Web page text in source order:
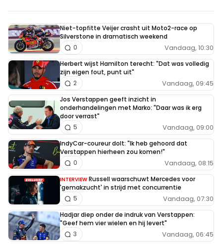
Niet-topfitte Veijer crasht uit Moto2-race op
Silverstone in dramatisch weekend
Vandaag, 10:30
0
Herbert wijst Hamilton terecht: "Dat was volledig
zijn eigen fout, punt uit"
Vandaag, 09:45
2
Jos Verstappen geeft inzicht in
onderhandelingen met Marko: "Daar was ik erg
door verrast"
Vandaag, 09:00
5
IndyCar-coureur dolt: "Ik heb gehoord dat
Verstappen hierheen zou komen!"
Vandaag, 08:15
0
INTERVIEW Russell waarschuwt Mercedes voor
'gemakzucht' in strijd met concurrentie
Vandaag, 07:30
5
Hadjar diep onder de indruk van Verstappen:
"Geef hem vier wielen en hij levert"
Vandaag, 06:45
3